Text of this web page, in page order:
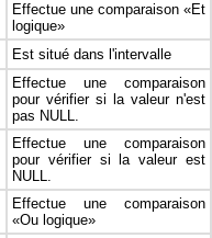
Effectue une comparaison «Et
logique»
Est situé dans l'intervalle
Effectue une comparaison
pour vérifier si la valeur n'est
pas NULL.
Effectue une comparaison
pour vérifier si la valeur est
NULL.
Effectue une comparaison
«Ou logique»